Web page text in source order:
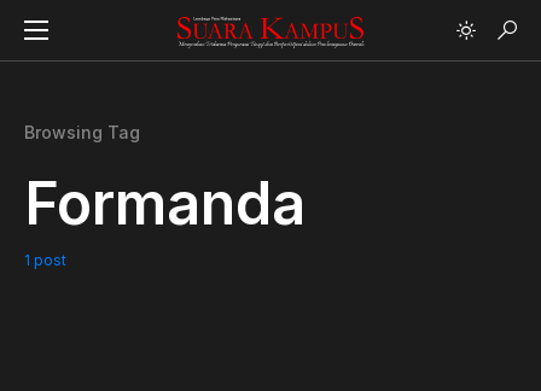
Browsing Tag
Formanda
1 post